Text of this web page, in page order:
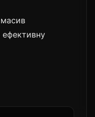
ефективну